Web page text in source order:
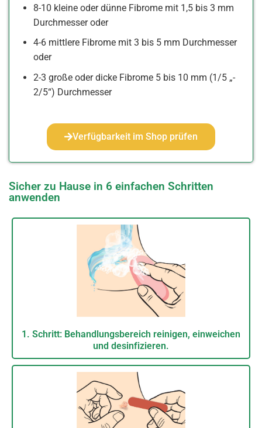
8-10 kleine oder dünne Fibrome mit 1,5 bis 3 mm
Durchmesser oder
4-6 mittlere Fibrome mit 3 bis 5 mm Durchmesser
oder
2-3 große oder dicke Fibrome 5 bis 10 mm (1/5 „-
2/5“) Durchmesser
Verfügbarkeit im Shop prüfen
Sicher zu Hause in 6 einfachen Schritten
anwenden
1. Schritt: Behandlungsbereich reinigen, einweichen
und desinfizieren.